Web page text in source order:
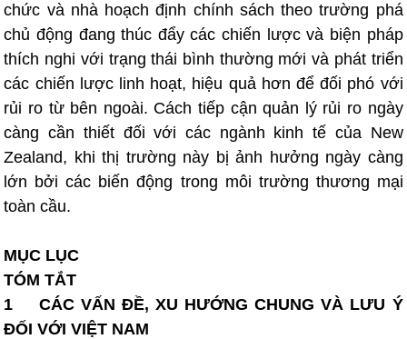
chức và nhà hoạch định chính sách theo trường phá
chủ động đang thúc đẩy các chiến lược và biện pháp
thích nghi với trạng thái bình thường mới và phát triển
các chiến lược linh hoạt, hiệu quả hơn để đối phó với
rủi ro từ bên ngoài. Cách tiếp cận quản lý rủi ro ngày
càng cần thiết đối với các ngành kinh tế của New
Zealand, khi thị trường này bị ảnh hưởng ngày càng
lớn bởi các biến động trong môi trường thương mại
toàn cầu.
MỤC LỤC
TÓM TẮT
1 CÁC VẤN ĐỀ, XU HƯỚNG CHUNG VÀ LƯU Ý
ĐỐI VỚI VIỆT NAM